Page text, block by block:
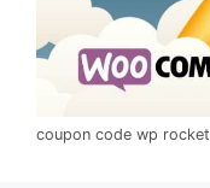
coupon code wp rocket